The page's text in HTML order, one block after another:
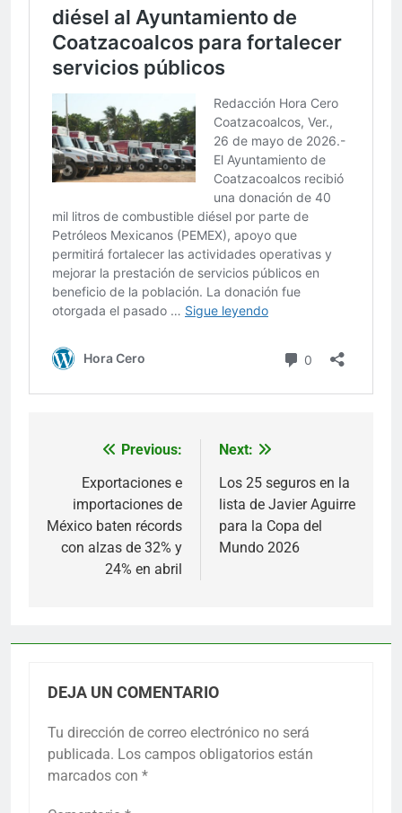
Navegación
entradas
Previous:
Exportaciones e
importaciones de
México baten récords
con alzas de 32% y
24% en abril
Next:
Los 25 seguros en la
lista de Javier Aguirre
para la Copa del
Mundo 2026
DEJA UN COMENTARIO
Tu dirección de correo electrónico no será
publicada. Los campos obligatorios están
marcados con *